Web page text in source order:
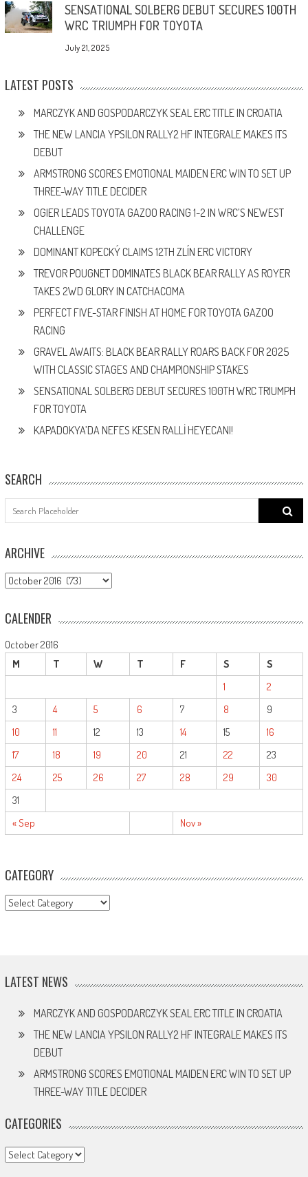
SENSATIONAL SOLBERG DEBUT SECURES 100TH
WRC TRIUMPH FOR TOYOTA
July 21, 2025
LATEST POSTS
MARCZYK AND GOSPODARCZYK SEAL ERC TITLE IN CROATIA
THE NEW LANCIA YPSILON RALLY2 HF INTEGRALE MAKES ITS
DEBUT
ARMSTRONG SCORES EMOTIONAL MAIDEN ERC WIN TO SET UP
THREE-WAY TITLE DECIDER
OGIER LEADS TOYOTA GAZOO RACING 1-2 IN WRC’S NEWEST
CHALLENGE
DOMINANT KOPECKÝ CLAIMS 12TH ZLÍN ERC VICTORY
TREVOR POUGNET DOMINATES BLACK BEAR RALLY AS ROYER
TAKES 2WD GLORY IN CATCHACOMA
PERFECT FIVE-STAR FINISH AT HOME FOR TOYOTA GAZOO
RACING
GRAVEL AWAITS: BLACK BEAR RALLY ROARS BACK FOR 2025
WITH CLASSIC STAGES AND CHAMPIONSHIP STAKES
SENSATIONAL SOLBERG DEBUT SECURES 100TH WRC TRIUMPH
FOR TOYOTA
KAPADOKYA’DA NEFES KESEN RALLİ HEYECANI!
SEARCH
Search
for:
ARCHIVE
ARCHIVE
CALENDER
October 2016
M
T W T F S S
« Sep Nov »
1
2
3
4 5 6 7 8
9
10
11 12 13 14 15
16
17
18 19 20 21 22
23
24
25 26 27 28 29
30
31
CATEGORY
CATEGORY
LATEST NEWS
MARCZYK AND GOSPODARCZYK SEAL ERC TITLE IN CROATIA
THE NEW LANCIA YPSILON RALLY2 HF INTEGRALE MAKES ITS
DEBUT
ARMSTRONG SCORES EMOTIONAL MAIDEN ERC WIN TO SET UP
THREE-WAY TITLE DECIDER
CATEGORIES
Categories